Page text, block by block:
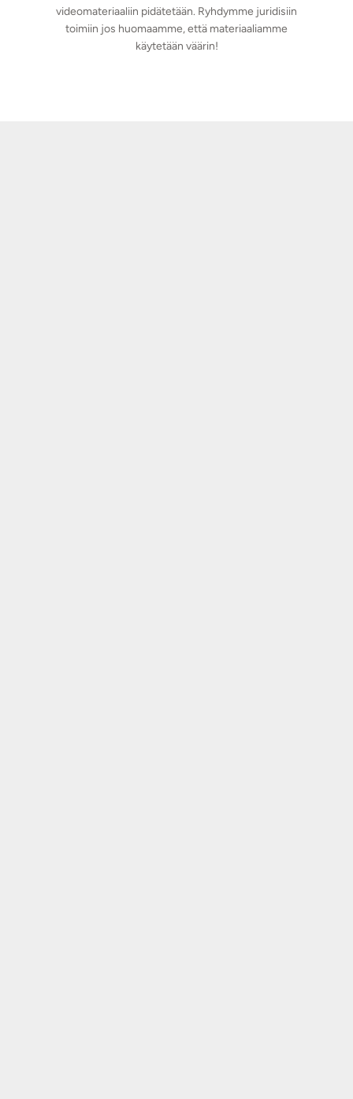
videomateriaaliin pidätetään. Ryhdymme juridisiin
toimiin jos huomaamme, että materiaaliamme
käytetään väärin!